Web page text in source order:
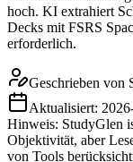
hoch. KI extrahiert
Decks mit FSRS
erforderlich.
Geschrieben von
Aktualisiert:
Hinweis: StudyGlen
Objektivität, aber
von Tools